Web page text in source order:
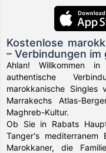
Kostenlose
– Verbindungen im
Ahlan! Willkommen
authentische
marokkanische Singles
Marrakechs Atlas-
Maghreb-Kultur.
Ob Sie in Rabats
Tanger's
Marokkaner, die